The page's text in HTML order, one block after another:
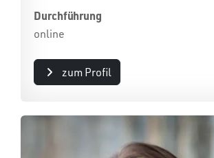
Durchführung
online
zum Profil